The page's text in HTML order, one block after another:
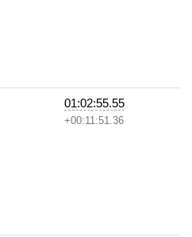
01:02:55.55
+00:11:51.36